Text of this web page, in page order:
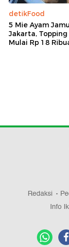
detikFood
5 Mie Ayam
Jakarta,
Mulai Rp 18
Redaksi
Info